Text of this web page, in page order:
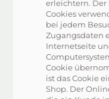
erleichtern.
Cookies
bei jedem
Zugangsdaten
Internetseite
Cookie
ist das Cookie
Shop. Der